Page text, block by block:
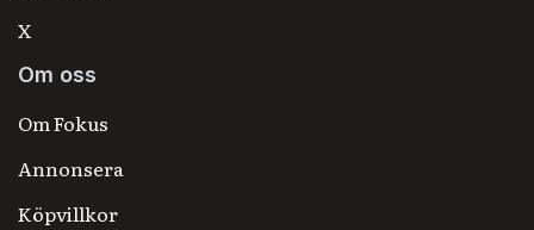
X
Om oss
Om Fokus
Annonsera
Köpvillkor